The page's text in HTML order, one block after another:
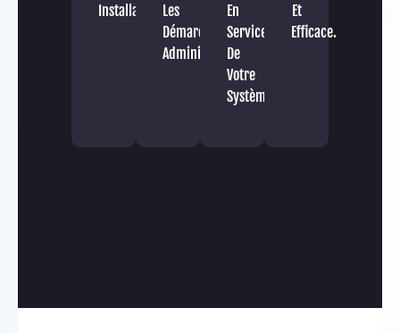
Installation. Les
Démarches
Administratives.
En
Service
De
Votre
Système.
Et
Efficace.